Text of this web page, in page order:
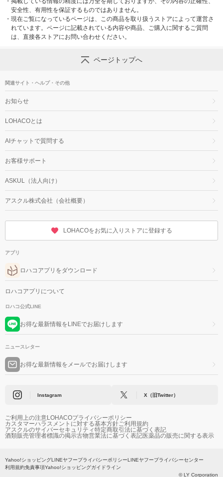
安全性、有用性を保証するものではありません。
・ 現在ご覧になっているページは、この商品を取り扱うストアによって運営さ
れています。ページに記載されている内容や商品、ご購入に関するご質問
は、直接各ストアにお問い合わせください。
ページトップへ
関連サイト・ヘルプ・その他
お知らせ
LOHACOとは
AIチャットで質問する
お客様サポート
ASKUL（法人向け）
アスクル株式会社（会社概要）
LOHACOをお気に入りストアに登録する
アプリ
ロハコアプリをダウンロード
ロハコアプリについて
ロハコ公式LINE
お得な最新情報をLINEでお届けします
ニュースレター
お得な最新情報をメールでお届けします
Instagram X（旧Twitter）
ご利用上の注意LOHACOプライバシーポリシー
カスタマーハラスメントに対する基本方針ご利用規約
アスクルのサイバーセキュリティ特定商取引法に基づく表記
酒類販売管理者標識の掲示古物営業法に基づく表記医薬品の販売に関する表示
Yahoo!ショッピングLINEヤフープライバシーポリシーLINEヤフープライバシーセンター
利用規約免責事項Yahoo!ショッピングガイドライン
© LY Corporation